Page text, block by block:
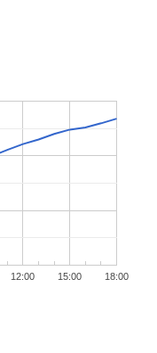
12:00 15:00 18:00